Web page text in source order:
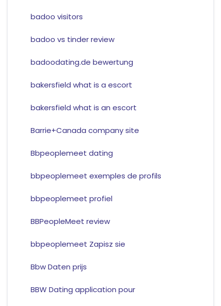
badoo visitors
badoo vs tinder review
badoodating.de bewertung
bakersfield what is a escort
bakersfield what is an escort
Barrie+Canada company site
Bbpeoplemeet dating
bbpeoplemeet exemples de profils
bbpeoplemeet profiel
BBPeopleMeet review
bbpeoplemeet Zapisz sie
Bbw Daten prijs
BBW Dating application pour